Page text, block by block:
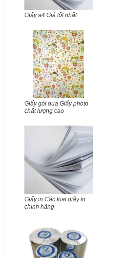
Giấy a4 Giá tốt nhất
Giấy gói quà Giấy photo
chất lượng cao
Giấy in Các loại giấy in
chính hãng